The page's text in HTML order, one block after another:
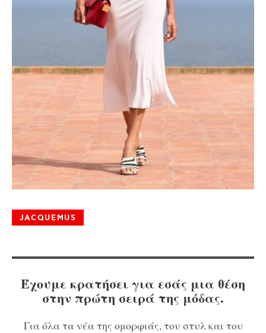
JACQUEMUS
Έχουμε κρατήσει για εσάς μια θέση
στην πρώτη σειρά της μόδας.
Για όλα τα νέα της ομορφιάς, του στυλ και του